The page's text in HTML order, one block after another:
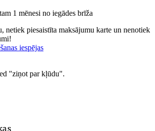
1 mēnesi no iegādes brīža
netiek piesaistīta maksājumu karte un nenotiek
iespējas
"ziņot par kļūdu".